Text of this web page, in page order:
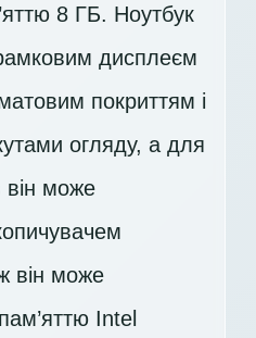
8 ГБ. Ноутбук
дисплеєм
покриттям і
огляду, а для
він може
він може
Intel